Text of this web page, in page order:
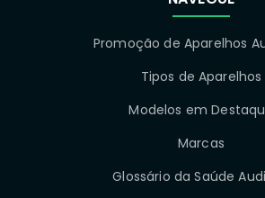
Promoção de Aparelhos
Tipos de Aparelhos
Modelos em
Marcas
Glossário da Saúde